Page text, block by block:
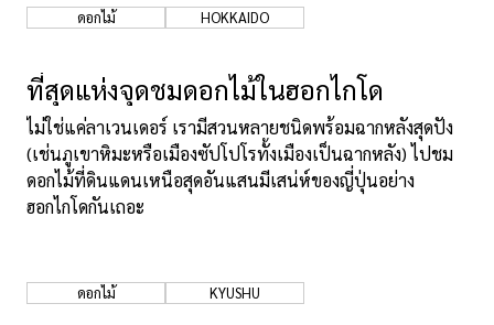
ภาษาไทย
한국어
日本語
ท่องเที่ยว
อาหาร
ความบันเทิง
นวัตกรรม
ชีวิตในญี่ปุ่น
เกี่ยวกับเรา
ดอกไม้ HOKKAIDO
ที่สุดแห่งจุดชมดอกไม้ในฮอกไกโด
ไม่ใช่แค่ลาเวนเดอร์ เรามีสวนหลายชนิดพร้อมฉากหลังสุดปัง
(เช่นภูเขาหิมะหรือเมืองซัปโปโรทั้งเมืองเป็นฉากหลัง) ไปชม
ดอกไม้ที่ดินแดนเหนือสุดอันแสนมีเสน่ห์ของญี่ปุ่นอย่าง
ฮอกไกโดกันเถอะ
ดอกไม้ KYUSHU